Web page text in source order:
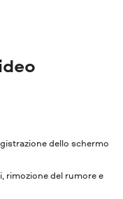
dello schermo
rimozione del rumore e